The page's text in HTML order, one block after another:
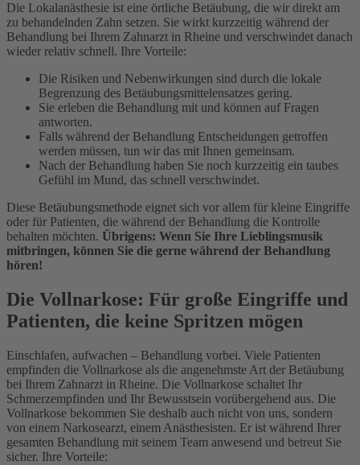
Die Lokalanästhesie ist eine örtliche Betäubung, die wir direkt am
zu behandelnden Zahn setzen. Sie wirkt kurzzeitig während der
Behandlung bei Ihrem Zahnarzt in Rheine und verschwindet danach
wieder relativ schnell. Ihre Vorteile:
Die Risiken und Nebenwirkungen sind durch die lokale
Begrenzung des Betäubungsmittelensatzes gering.
Sie erleben die Behandlung mit und können auf Fragen
antworten.
Falls während der Behandlung Entscheidungen getroffen
werden müssen, tun wir das mit Ihnen gemeinsam.
Nach der Behandlung haben Sie noch kurzzeitig ein taubes
Gefühl im Mund, das schnell verschwindet.
Diese Betäubungsmethode eignet sich vor allem für kleine Eingriffe
oder für Patienten, die während der Behandlung die Kontrolle
behalten möchten. Übrigens: Wenn Sie Ihre Lieblingsmusik
mitbringen, können Sie die gerne während der Behandlung
hören!
Die Vollnarkose: Für große Eingriffe und
Patienten, die keine Spritzen mögen
Einschlafen, aufwachen – Behandlung vorbei. Viele Patienten
empfinden die Vollnarkose als die angenehmste Art der Betäubung
bei Ihrem Zahnarzt in Rheine. Die Vollnarkose schaltet Ihr
Schmerzempfinden und Ihr Bewusstsein vorübergehend aus. Die
Vollnarkose bekommen Sie deshalb auch nicht von uns, sondern
von einem Narkosearzt, einem Anästhesisten. Er ist während Ihrer
gesamten Behandlung mit seinem Team anwesend und betreut Sie
sicher. Ihre Vorteile: